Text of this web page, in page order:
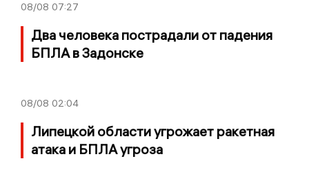
08/08 07:27
Два человека пострадали от падения
БПЛА в Задонске
08/08 02:04
Липецкой области угрожает ракетная
атака и БПЛА угроза